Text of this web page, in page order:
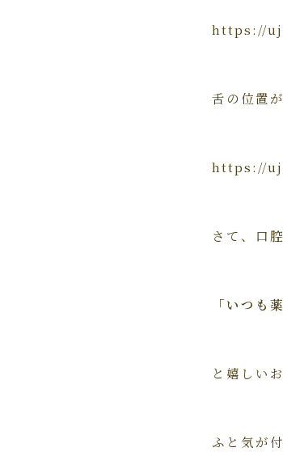
https://
舌の位置
https://
さて、口
「いつも
と嬉しい
ふと気が